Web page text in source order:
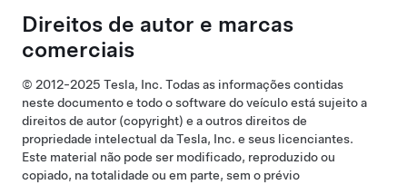
Direitos de autor e marcas
comerciais
© 2012-2025 Tesla, Inc. Todas as informações contidas
neste documento e todo o software do veículo está sujeito a
direitos de autor (copyright) e a outros direitos de
propriedade intelectual da Tesla, Inc. e seus licenciantes.
Este material não pode ser modificado, reproduzido ou
copiado, na totalidade ou em parte, sem o prévio